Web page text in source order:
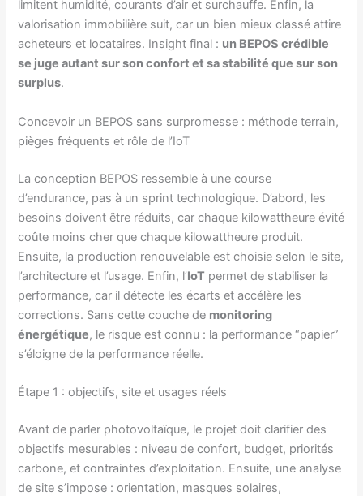
limitent humidité, courants d’air et surchauffe. Enfin, la
valorisation immobilière suit, car un bien mieux classé attire
acheteurs et locataires. Insight final : un BEPOS crédible
se juge autant sur son confort et sa stabilité que sur son
surplus.
Concevoir un BEPOS sans surpromesse : méthode terrain,
pièges fréquents et rôle de l’IoT
La conception BEPOS ressemble à une course
d’endurance, pas à un sprint technologique. D’abord, les
besoins doivent être réduits, car chaque kilowattheure évité
coûte moins cher que chaque kilowattheure produit.
Ensuite, la production renouvelable est choisie selon le site,
l’architecture et l’usage. Enfin, l’IoT permet de stabiliser la
performance, car il détecte les écarts et accélère les
corrections. Sans cette couche de monitoring
énergétique, le risque est connu : la performance “papier”
s’éloigne de la performance réelle.
Étape 1 : objectifs, site et usages réels
Avant de parler photovoltaïque, le projet doit clarifier des
objectifs mesurables : niveau de confort, budget, priorités
carbone, et contraintes d’exploitation. Ensuite, une analyse
de site s’impose : orientation, masques solaires,